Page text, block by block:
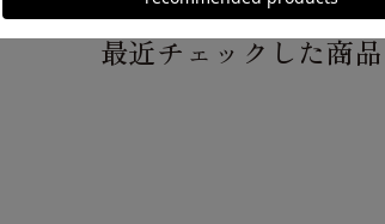
最近チェックした商品